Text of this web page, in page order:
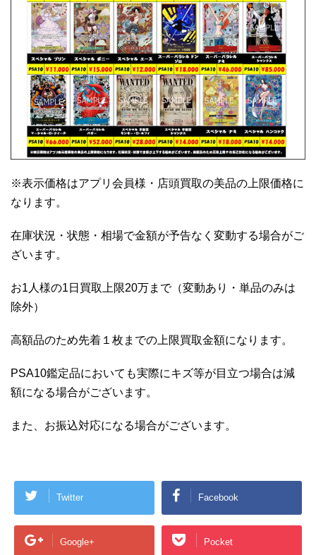
※表示価格はアプリ会員様・店頭買取の美品の上限価格に
なります。
在庫状況・状態・相場で金額が予告なく変動する場合がご
ざいます。
お1人様の1日買取上限20万まで（変動あり・単品のみは
除外）
高額品のため先着１枚までの上限買取金額になります。
PSA10鑑定品においても実際にキズ等が目立つ場合は減
額になる場合がございます。
また、お振込対応になる場合がございます。
Twitter Facebook
Google+ Pocket